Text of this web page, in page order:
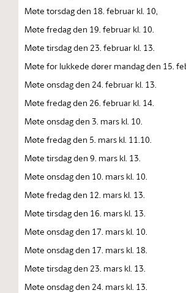
Møte torsdag den 18. februar kl. 10,
Møte fredag den 19. februar kl. 10.
Møte tirsdag den 23. februar kl. 13.
Møte for lukkede dører mandag den 15.
Møte onsdag den 24. februar kl. 13.
Møte fredag den 26. februar kl. 14.
Møte onsdag den 3. mars kl. 10.
Møte fredag den 5. mars kl. 11.10.
Møte tirsdag den 9. mars kl. 13.
Møte onsdag den 10. mars kl. 10.
Møte fredag den 12. mars kl. 13.
Møte tirsdag den 16. mars kl. 13.
Møte onsdag den 17. mars kl. 10.
Møte onsdag den 17. mars kl. 18.
Møte tirsdag den 23. mars kl. 13.
Møte onsdag den 24. mars kl. 13.